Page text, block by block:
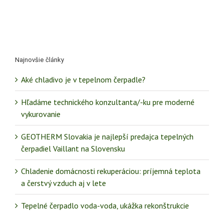
Najnovšie články
Aké chladivo je v tepelnom čerpadle?
Hľadáme technického konzultanta/-ku pre moderné
vykurovanie
GEOTHERM Slovakia je najlepší predajca tepelných
čerpadiel Vaillant na Slovensku
Chladenie domácnosti rekuperáciou: príjemná teplota
a čerstvý vzduch aj v lete
Tepelné čerpadlo voda-voda, ukážka rekonštrukcie